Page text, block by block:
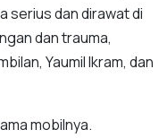
serius dan dirawat di
dan trauma,
Yaumil Ikram, dan
mobilnya.